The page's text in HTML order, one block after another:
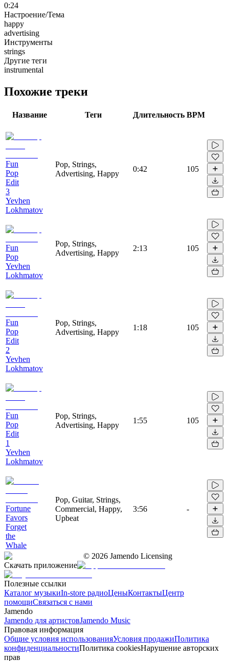
0:24
Настроение/Тема
happy
advertising
Инструменты
strings
Другие теги
instrumental
Похожие треки
Название Теги Длительность BPM
Fun
Pop
Edit
3
Yevhen
Lokhmatov
Pop, Strings,
Advertising, Happy
0:42 105
Fun
Pop
Yevhen
Lokhmatov
Pop, Strings,
Advertising, Happy
2:13 105
Fun
Pop
Edit
2
Yevhen
Lokhmatov
Pop, Strings,
Advertising, Happy
1:18 105
Fun
Pop
Edit
1
Yevhen
Lokhmatov
Pop, Strings,
Advertising, Happy
1:55 105
Fortune
Favors
Forget
the
Whale
Pop, Guitar, Strings,
Commercial, Happy,
Upbeat
3:56 -
© 2026 Jamendo Licensing
Скачать приложение
Полезные ссылки
Каталог музыкиIn-store радиоЦеныКонтактыЦентр
помощиСвязаться с нами
Jamendo
Jamendo для артистовJamendo Music
Правовая информация
Общие условия использованияУсловия продажиПолитика
конфиденциальностиПолитика cookiesНарушение авторских
прав